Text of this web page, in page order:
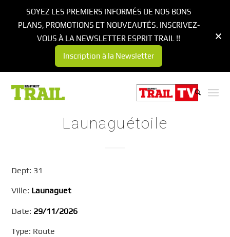
Launaguétoile
Dept: 31
Ville: Launaguet
Date: 29/11/2026
Type: Route
SOYEZ LES PREMIERS INFORMÉS DE NOS BONS
PLANS, PROMOTIONS ET NOUVEAUTÉS. INSCRIVEZ-
VOUS À LA NEWSLETTER ESPRIT TRAIL !!
Inscription à la Newsletter